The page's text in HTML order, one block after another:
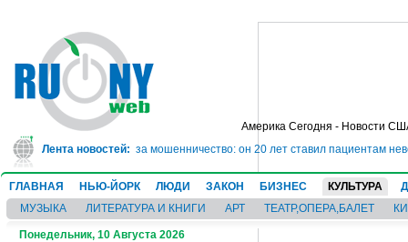
Америка Сегодня - Новости
Лента новостей:
в тюрьму на 10 лет за мошенничество: он 20 лет ставил пациентам
ГЛАВНАЯ НЬЮ-ЙОРК ЛЮДИ ЗАКОН БИЗНЕС КУЛЬТУРА
МУЗЫКА
ЛИТЕРАТУРА И КНИГИ АРТ ТЕАТР,ОПЕРА,БАЛЕТ
Понедельник, 10 Августа 2026